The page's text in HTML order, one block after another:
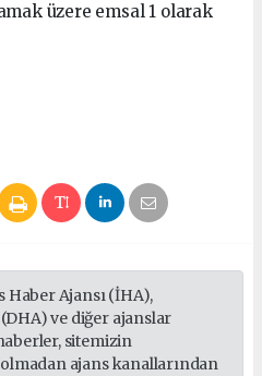
üzere emsal 1 olarak
Haber Ajansı (İHA),
ve diğer ajanslar
sitemizin
ajans kanallarından